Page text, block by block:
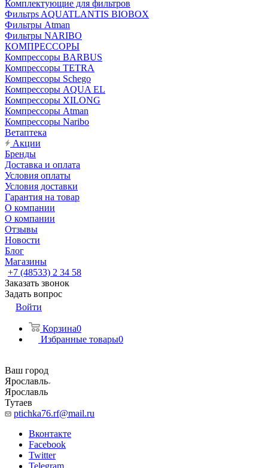
Комплектующие для фильтров
Фильтрs AQUATLANTIS BIOBOX
Фильтры Atman
Фильтры NARIBO
КОМПРЕССОРЫ
Компрессоры BARBUS
Компрессоры TETRA
Компрессоры Schego
Компрессоры AQUA EL
Компрессоры XILONG
Компрессоры Atman
Компрессоры Naribo
Ветаптека
Акции
Бренды
Доставка и оплата
Условия оплаты
Условия доставки
Гарантия на товар
О компании
О компании
Отзывы
Новости
Блог
Магазины
+7 (48533) 2 34 58
Заказать звонок
Задать вопрос
Войти
Корзина0
Избранные товары0
Ваш город
Ярославль
Ярославль
Тутаев
ptichka76.rf@mail.ru
Вконтакте
Facebook
Twitter
Telegram